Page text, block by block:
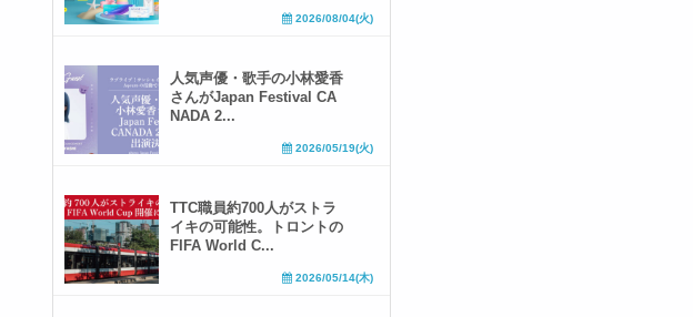
2026/08/04(火)
人気声優・歌手の小林愛香
さんがJapan Festival CA
NADA 2...
2026/05/19(火)
TTC職員約700人がストラ
イキの可能性。トロントの
FIFA World C...
2026/05/14(木)